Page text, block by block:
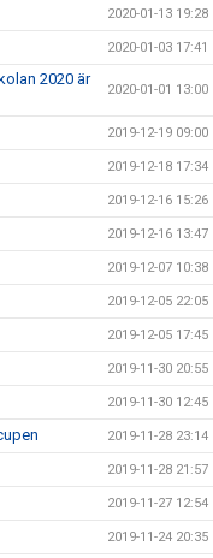
2020-01-13 19:28
2020-01-03 17:41
2020 är
2020-01-01 13:00
2019-12-19 09:00
2019-12-18 17:34
2019-12-16 15:26
2019-12-16 13:47
2019-12-07 10:38
2019-12-05 22:05
2019-12-05 17:45
2019-11-30 20:55
2019-11-30 12:45
2019-11-28 23:14
2019-11-28 21:57
2019-11-27 12:54
2019-11-24 20:35